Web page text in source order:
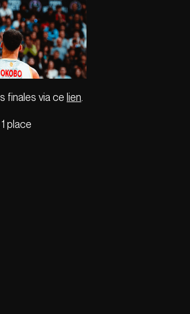
finales via ce lien
place